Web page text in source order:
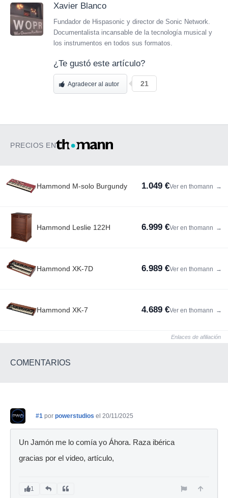
Xavier Blanco
Fundador de Hispasonic y director de Sonic Network.
Documentalista incansable de la tecnología musical y
los instrumentos en todos sus formatos.
¿Te gustó este artículo?
Agradecer al autor 21
PRECIOS EN
Hammond M-solo Burgundy 1.049 €Ver en thomann →
Hammond Leslie 122H 6.999 €Ver en thomann →
Hammond XK-7D 6.989 €Ver en thomann →
Hammond XK-7 4.689 €Ver en thomann →
Enlaces de afiliación
COMENTARIOS
#1 por powerstudios el 20/11/2025
Un Jamón me lo comía yo Áhora. Raza ibérica
gracias por el video, artículo,
1